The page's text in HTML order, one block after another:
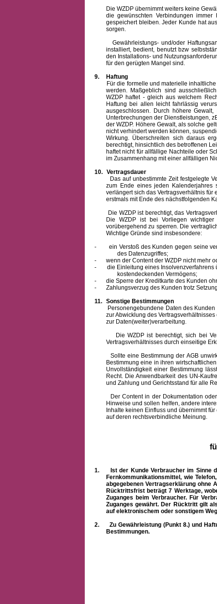
Die WZDP übernimmt weiters keine
die gewünschten Verbindungen
gespeichert bleiben. Jeder Kunde hat
sorgen.
Gewährleistungs- und/oder
installiert, bedient, benutzt bzw
den Installations- und
für den gerügten Mangel sind.
9.
Haftung
Für die formelle und materielle
werden. Maßgeblich sind
WZDP haftet - gleich aus welchem
Haftung bei allen leicht fahrlässig
ausgeschlossen. Durch höhere
Unterbrechungen der Dienstleistungen,
der WZDP. Höhere Gewalt, als solche
nicht verhindert werden können,
Wirkung. Überschreiten sich daraus
berechtigt, hinsichtlich des betroffenen
haftet nicht für allfällige Nachteile oder
im Zusammenhang mit einer allfälligen
10. Vertragsdauer
Das auf unbestimmte Zeit festgelegte
zum Ende eines jeden Kalenderjahres
verlängert sich das Vertragsverhältnis
erstmals mit Ende des nächstfolgenden
Die WZDP ist berechtigt, das
Die WZDP ist bei Vorliegen
vorübergehend zu sperren. Die
Wichtige Gründe sind insbesondere:
-
ein Verstoß des Kunden gegen seine
des Datenzugriffes;
-
wenn der Content der WZDP nicht mehr
-
die Einleitung eines
kostendeckenden Vermögens;
-
die Sperre der Kreditkarte des Kunden
-
Zahlungsverzug des Kunden trotz
11. Sonstige Bestimmungen
Personengebundene Daten des Kunden
zur Abwicklung des
zur Daten(weiter)verarbeitung.
Die WZDP ist berechtigt, sich bei
Vertragsverhältnisses durch einseitige
Sollte eine Bestimmung der AGB
Bestimmung eine in ihren
Unvollständigkeit einer Bestimmung
Recht. Die Anwendbarkeit des UN-
und Zahlung und Gerichtsstand für alle
Der Content in der Dokumentation oder
Hinweise und sollen helfen, andere
Inhalte keinen Einfluss und übernimmt
auf deren rechtsverbindliche Meinung.
1.
Ist der Kunde Verbraucher im Sinne
Fernkommunikationsmittel, wie
abgegebenen Vertragserklärung ohne
Rücktrittsfrist beträgt 7 Werktage,
Zuganges beim Verbraucher. Für
Zuganges gewährt. Der Rücktritt gilt
auf elektronischem oder sonstigem
2.
Zu Gewährleistung (Punkt 8.) und
Bestimmungen.